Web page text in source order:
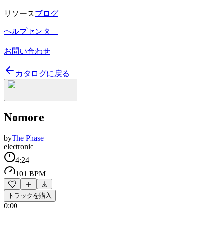
リソースブログ
ヘルプセンター
お問い合わせ
カタログに戻る
Nomore
byThe Phase
electronic
4:24
101 BPM
トラックを購入
0:00